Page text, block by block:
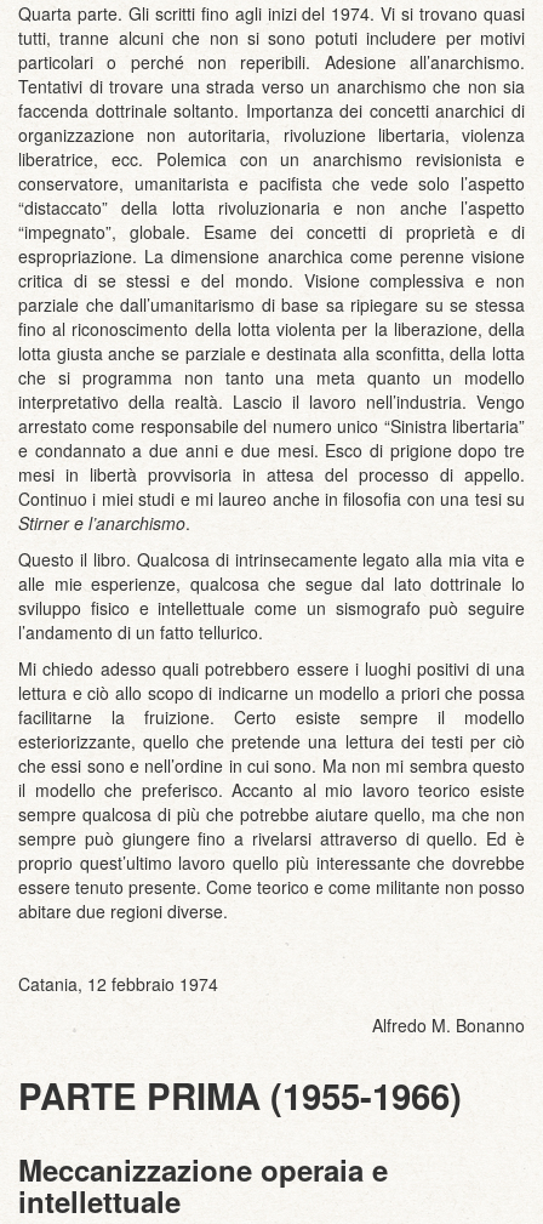
Quarta parte. Gli scritti fino agli inizi del 1974. Vi si trovano quasi
tutti, tranne alcuni che non si sono potuti includere per motivi
particolari o perché non reperibili. Adesione all’anarchismo.
Tentativi di trovare una strada verso un anarchismo che non sia
faccenda dottrinale soltanto. Importanza dei concetti anarchici di
organizzazione non autoritaria, rivoluzione libertaria, violenza
liberatrice, ecc. Polemica con un anarchismo revisionista e
conservatore, umanitarista e pacifista che vede solo l’aspetto
“distaccato” della lotta rivoluzionaria e non anche l’aspetto
“impegnato”, globale. Esame dei concetti di proprietà e di
espropriazione. La dimensione anarchica come perenne visione
critica di se stessi e del mondo. Visione complessiva e non
parziale che dall’umanitarismo di base sa ripiegare su se stessa
fino al riconoscimento della lotta violenta per la liberazione, della
lotta giusta anche se parziale e destinata alla sconfitta, della lotta
che si programma non tanto una meta quanto un modello
interpretativo della realtà. Lascio il lavoro nell’industria. Vengo
arrestato come responsabile del numero unico “Sinistra libertaria”
e condannato a due anni e due mesi. Esco di prigione dopo tre
mesi in libertà provvisoria in attesa del processo di appello.
Continuo i miei studi e mi laureo anche in filosofia con una tesi su
Stirner e l’anarchismo.
Questo il libro. Qualcosa di intrinsecamente legato alla mia vita e
alle mie esperienze, qualcosa che segue dal lato dottrinale lo
sviluppo fisico e intellettuale come un sismografo può seguire
l’andamento di un fatto tellurico.
Mi chiedo adesso quali potrebbero essere i luoghi positivi di una
lettura e ciò allo scopo di indicarne un modello a priori che possa
facilitarne la fruizione. Certo esiste sempre il modello
esteriorizzante, quello che pretende una lettura dei testi per ciò
che essi sono e nell’ordine in cui sono. Ma non mi sembra questo
il modello che preferisco. Accanto al mio lavoro teorico esiste
sempre qualcosa di più che potrebbe aiutare quello, ma che non
sempre può giungere fino a rivelarsi attraverso di quello. Ed è
proprio quest’ultimo lavoro quello più interessante che dovrebbe
essere tenuto presente. Come teorico e come militante non posso
abitare due regioni diverse.
Catania, 12 febbraio 1974
Alfredo M. Bonanno
PARTE PRIMA (1955-1966)
Meccanizzazione operaia e
intellettuale